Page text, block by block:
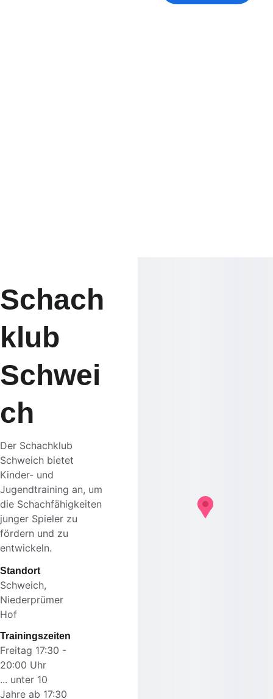
Schach
klub
Schwei
ch
Der Schachklub
Schweich bietet
Kinder- und
Jugendtraining an, um
die Schachfähigkeiten
junger Spieler zu
fördern und zu
entwickeln.
Standort
Schweich,
Niederprümer
Hof
Trainingszeiten
Freitag 17:30 -
20:00 Uhr
... unter 10
Jahre ab 17:30